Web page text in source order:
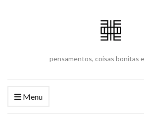
pensamentos, coisas bonitas
Menu